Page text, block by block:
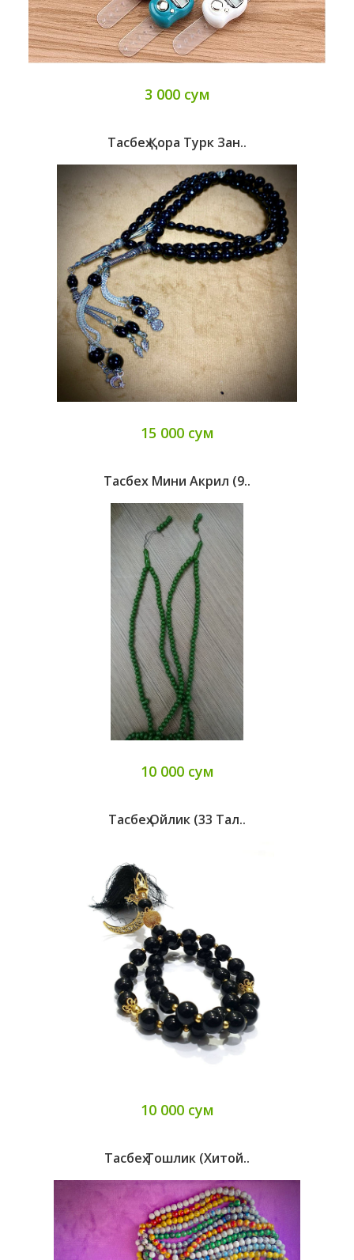
3 000 сум
Тасбеҳ Қора Турк Зан..
15 000 сум
Тасбех Мини Акрил (9..
10 000 сум
Тасбеҳ Ойлик (33 Тал..
10 000 сум
Тасбеҳ Тошлик (Хитой..